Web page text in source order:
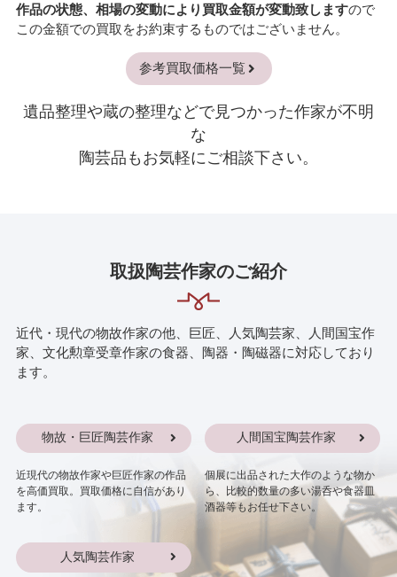
作品の状態、相場の変動により買取金額が変動致しますので
この金額での買取をお約束するものではございません。
参考買取価格一覧
遺品整理や蔵の整理などで見つかった作家が不明
な
陶芸品もお気軽にご相談下さい。
取扱陶芸作家のご紹介
近代・現代の物故作家の他、巨匠、人気陶芸家、人間国宝作
家、文化勲章受章作家の食器、陶器・陶磁器に対応しており
ます。
物故・巨匠陶芸作家
近現代の物故作家や巨匠作家の作品
を高価買取。買取価格に自信があり
ます。
人間国宝陶芸作家
個展に出品された大作のような物か
ら、比較的数量の多い湯呑や食器皿
酒器等もお任せ下さい。
人気陶芸作家